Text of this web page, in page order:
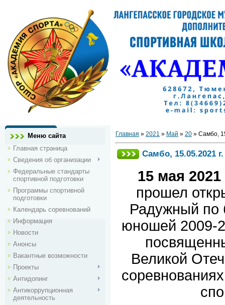
Меню сайта
Главная страница
Сведения об организации
Федеральные стандарты
спортивной подготовки
Программы спортивной
подготовки
Календарь соревнований
Информация
Новости
Анонсы
Вакантные возможности
Проекты
Антидопинг
Антикоррупционная
деятельность
Главная » 2021 » Май » 20 » Самбо,
Самбо, 15.05.2021
15 мая 2021
прошел
Радужный по
юношей 2009-
Великой